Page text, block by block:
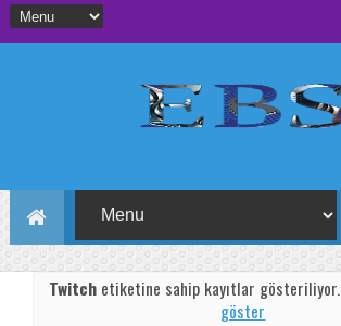
Twitch etiketine sahip kayıtlar gösteriliyor.
göster